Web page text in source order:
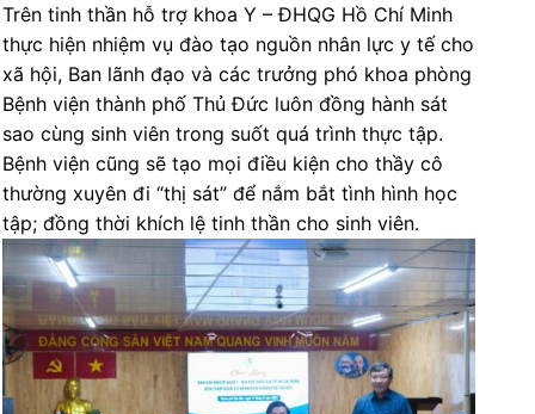
Trên tinh thần hỗ trợ khoa Y – ĐHQG Hồ Chí Minh
thực hiện nhiệm vụ đào tạo nguồn nhân lực y tế cho
xã hội, Ban lãnh đạo và các trưởng phó khoa phòng
Bệnh viện thành phố Thủ Đức luôn đồng hành sát
sao cùng sinh viên trong suốt quá trình thực tập.
Bệnh viện cũng sẽ tạo mọi điều kiện cho thầy cô
thường xuyên đi “thị sát” để nắm bắt tình hình học
tập; đồng thời khích lệ tinh thần cho sinh viên.